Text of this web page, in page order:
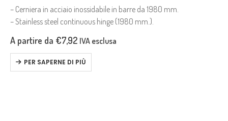
– Cerniera in acciaio inossidabile in barre da 1980 mm.
– Stainless steel continuous hinge (1980 mm.).
A partire da €7,92 IVA esclusa
PER SAPERNE DI PIÙ